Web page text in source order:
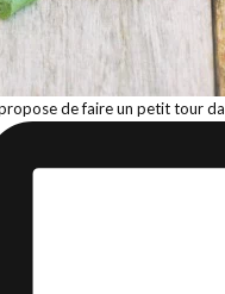
de faire un petit tour da